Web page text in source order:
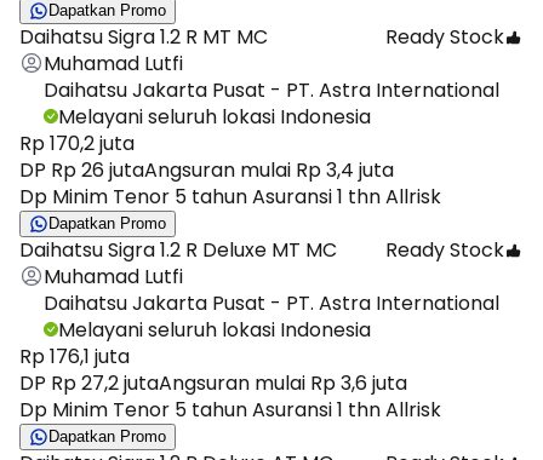
Dapatkan Promo
Daihatsu Sigra 1.2 R MT MC
Ready Stock
Muhamad Lutfi
Daihatsu Jakarta Pusat - PT. Astra International
Melayani seluruh lokasi Indonesia
Rp 170,2 juta
DP Rp 26 jutaAngsuran mulai Rp 3,4 juta
Dp Minim Tenor 5 tahun Asuransi 1 thn Allrisk
Dapatkan Promo
Daihatsu Sigra 1.2 R Deluxe MT MC
Ready Stock
Muhamad Lutfi
Daihatsu Jakarta Pusat - PT. Astra International
Melayani seluruh lokasi Indonesia
Rp 176,1 juta
DP Rp 27,2 jutaAngsuran mulai Rp 3,6 juta
Dp Minim Tenor 5 tahun Asuransi 1 thn Allrisk
Dapatkan Promo